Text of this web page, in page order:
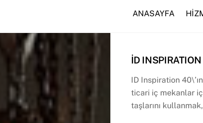
ANASAYFA
İD
ID Inspiration
ticari iç mekanlar
taşlarını